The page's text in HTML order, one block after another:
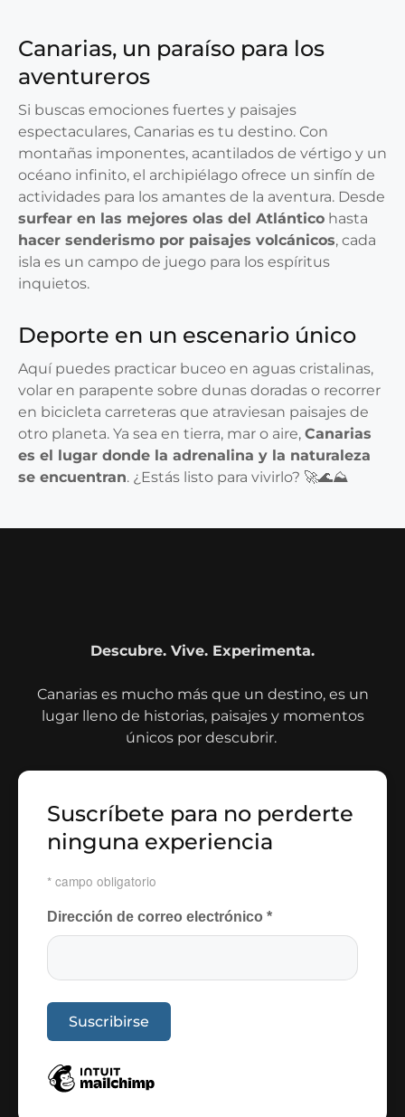
Canarias, un paraíso para los
aventureros
Si buscas emociones fuertes y paisajes
espectaculares, Canarias es tu destino. Con
montañas imponentes, acantilados de vértigo y un
océano infinito, el archipiélago ofrece un sinfín de
actividades para los amantes de la aventura. Desde
surfear en las mejores olas del Atlántico hasta
hacer senderismo por paisajes volcánicos, cada
isla es un campo de juego para los espíritus
inquietos.
Deporte en un escenario único
Aquí puedes practicar buceo en aguas cristalinas,
volar en parapente sobre dunas doradas o recorrer
en bicicleta carreteras que atraviesan paisajes de
otro planeta. Ya sea en tierra, mar o aire, Canarias
es el lugar donde la adrenalina y la naturaleza
se encuentran. ¿Estás listo para vivirlo? 🚀🌊⛰️
Descubre. Vive. Experimenta.
Canarias es mucho más que un destino, es un
lugar lleno de historias, paisajes y momentos
únicos por descubrir.
Suscríbete para no perderte
ninguna experiencia
* campo obligatorio
Dirección de correo electrónico *